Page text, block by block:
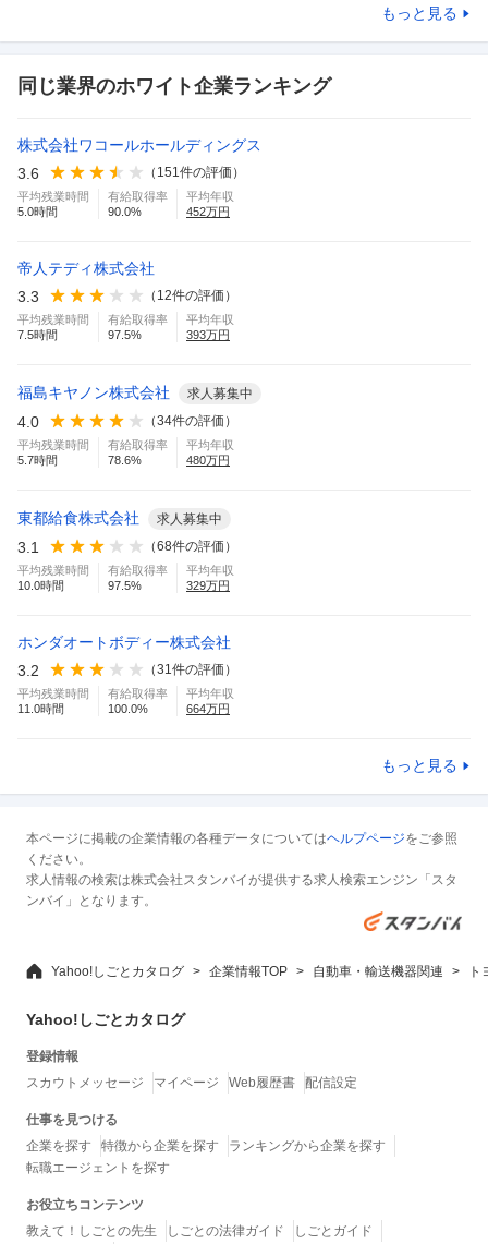
もっと見る
同じ業界のホワイト企業ランキング
株式会社ワコールホールディングス
3.6
（ 151件の評価）
平均残業時間
5.0時間
有給取得率
90.0%
平均年収
452万円
帝人テディ株式会社
3.3
（ 12件の評価）
平均残業時間
7.5時間
有給取得率
97.5%
平均年収
393万円
福島キヤノン株式会社 求人募集中
4.0 （34件の評価）
平均残業時間
5.7時間
有給取得率
78.6%
平均年収
480万円
東都給食株式会社 求人募集中
3.1 （68件の評価）
平均残業時間
10.0時間
有給取得率
97.5%
平均年収
329万円
ホンダオートボディー株式会社
3.2
（31件の評価）
平均残業時間
11.0時間
有給取得率
100.0%
平均年収
664万円
もっと見る
本ページに掲載の企業情報の各種データについてはヘルプページをご参照
ください。
求人情報の検索は株式会社スタンバイが提供する求人検索エンジン「スタ
ンバイ」となります。
Yahoo!しごとカタログ 企業情報TOP 自動車・輸送機器関連 ト
Yahoo!しごとカタログ
登録情報
スカウトメッセージ
マイページ Web履歴書 配信設定
仕事を見つける
企業を探す
特徴から企業を探す
ランキングから企業を探す
転職エージェントを探す
お役立ちコンテンツ
教えて！しごとの先生
しごとの法律ガイド しごとガイド